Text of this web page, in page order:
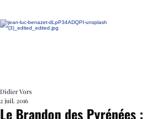
Le Brandon des Pyrénées :
Didier Vors
2 juil. 2016